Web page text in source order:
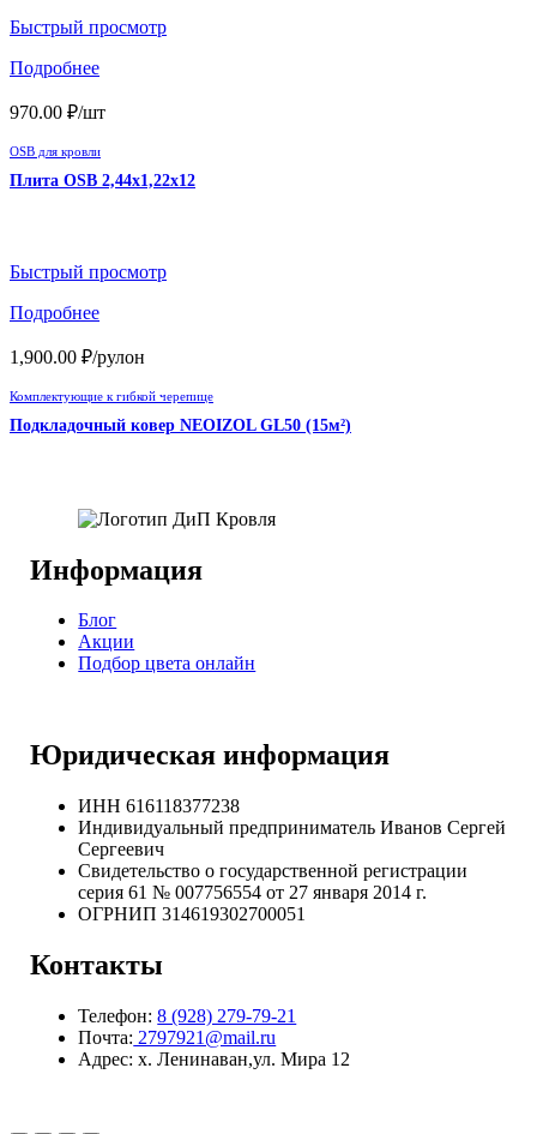
Быстрый просмотр
Подробнее
970.00 ₽/шт
OSB для кровли
Плита OSB 2,44х1,22х12
Быстрый просмотр
Подробнее
1,900.00 ₽/рулон
Комплектующие к гибкой черепице
Подкладочный ковер NEOIZOL GL50 (15м²)
Информация
Блог
Акции
Подбор цвета онлайн
Юридическая информация
ИНН 616118377238
Индивидуальный предприниматель Иванов Сергей
Сергеевич
Свидетельство о государственной регистрации
серия 61 № 007756554 от 27 января 2014 г.
ОГРНИП314619302700051
Контакты
Телефон:8 (928) 279-79-21
Почта: 2797921@mail.ru
Адрес: х. Ленинаван,ул. Мира 12